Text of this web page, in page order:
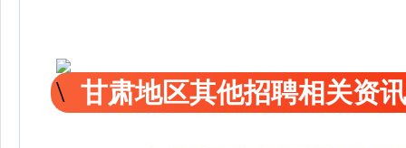
甘肃地区其他招聘相关资